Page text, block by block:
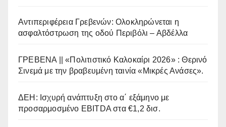
Αντιπεριφέρεια Γρεβενών: Ολοκληρώνεται η
ασφαλτόστρωση της οδού Περιβόλι – Αβδέλλα
ΓΡΕΒΕΝΑ || «Πολιτιστικό Καλοκαίρι 2026» : Θερινό
Σινεμά με την βραβευμένη ταινία «Μικρές Ανάσες».
ΔΕΗ: Ισχυρή ανάπτυξη στο α΄ εξάμηνο με
προσαρμοσμένο EBITDA στα €1,2 δισ.